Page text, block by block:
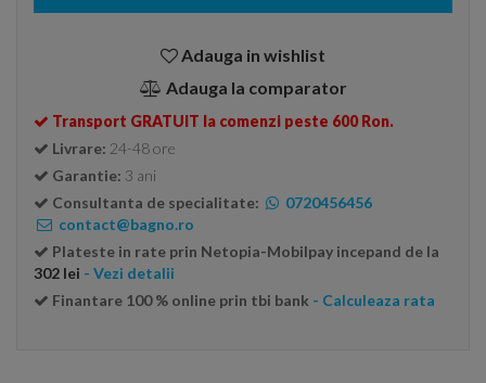
Adauga in wishlist
Adauga la comparator
Transport GRATUIT la comenzi peste 600 Ron.
Livrare: 24-48 ore
Garantie: 3 ani
Consultanta de specialitate:
0720456456
contact@bagno.ro
Plateste in rate prin Netopia-Mobilpay incepand de la
302 lei - Vezi detalii
Finantare 100 % online prin tbi bank - Calculeaza rata